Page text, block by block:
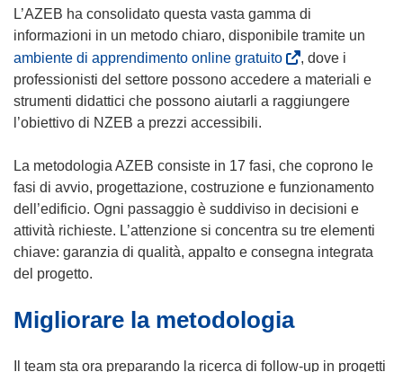
L’AZEB ha consolidato questa vasta gamma di
informazioni in un metodo chiaro, disponibile tramite un
ambiente di apprendimento online gratuito(
s
i
r
e
i
n
u
n
, dove i
professionisti del settore possono accedere a materiali e
strumenti didattici che possono aiutarli a raggiungere
l’obiettivo di NZEB a prezzi accessibili.
La metodologia AZEB consiste in 17 fasi, che coprono le
fasi di avvio, progettazione, costruzione e funzionamento
dell’edificio. Ogni passaggio è suddiviso in decisioni e
attività richieste. L’attenzione si concentra su tre elementi
chiave: garanzia di qualità, appalto e consegna integrata
del progetto.
Migliorare la metodologia
Il team sta ora preparando la ricerca di follow-up in progetti